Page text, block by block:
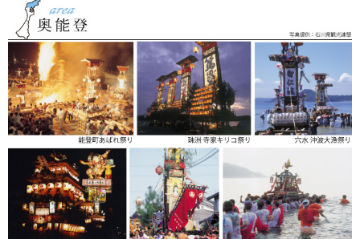
けんたい
2026/05/21
よもやま話
けんたい・胸当ての生地は貫八別
珍を使用しています。
森佐ではケンタイ前掛・胸当ての素材生地として綿の貫八別珍を
使用します。ベルベットのようなしなやかな光沢が深い色を出し
てくれます。その他の色に赤・白・みどり等の多くの色がありま
す。 金沢・祭りの森佐お祭り衣装・お祭り用品の […]